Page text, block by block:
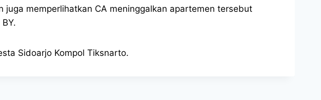
memperlihatkan CA meninggalkan apartemen tersebut
Sidoarjo Kompol Tiksnarto.